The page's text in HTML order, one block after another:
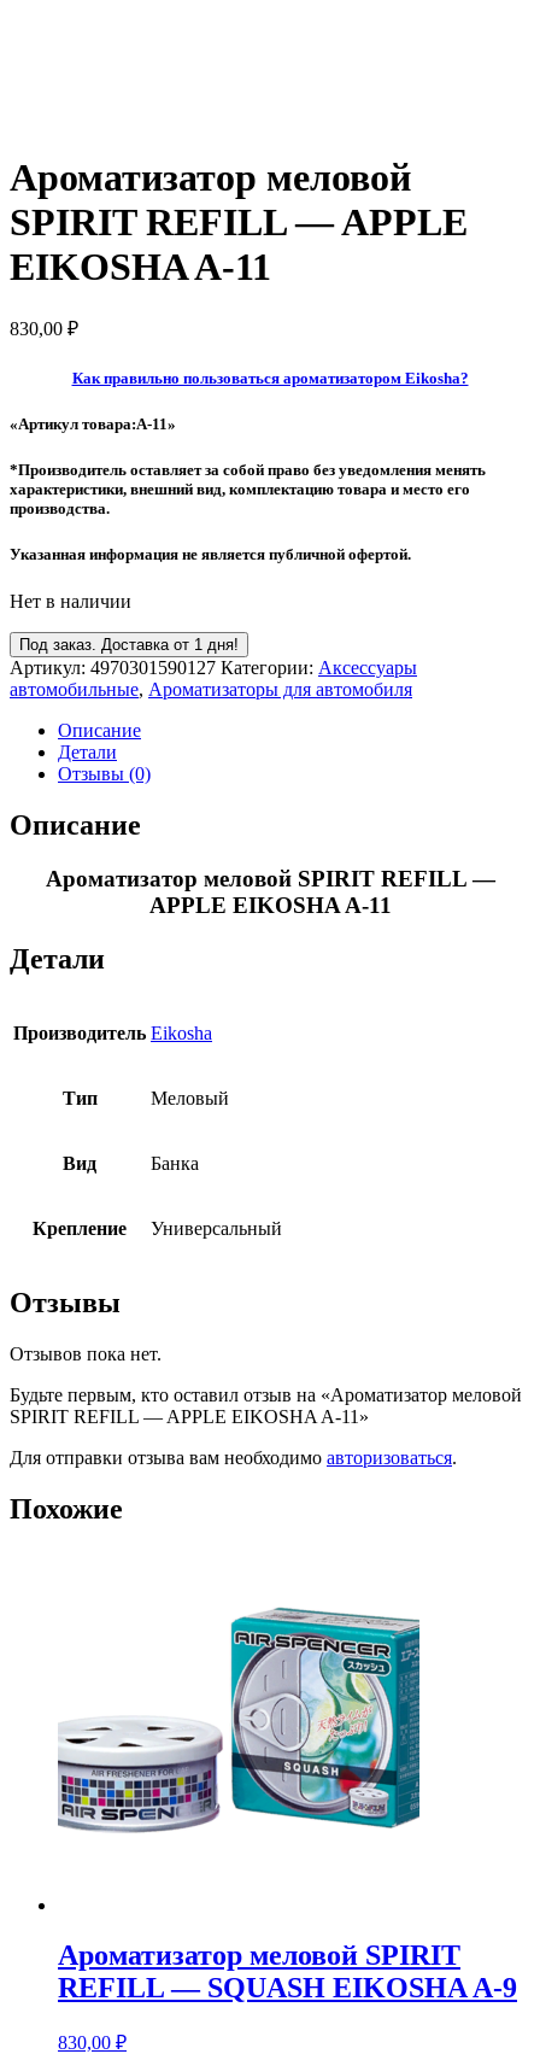
Ароматизатор меловой
SPIRIT REFILL — APPLE
EIKOSHA A-11
830,00 ₽
Как правильно пользоваться ароматизатором Eikosha?
«Артикул товара:A-11»
*Производитель оставляет за собой право без уведомления менять
характеристики, внешний вид, комплектацию товара и место его
производства.
Указанная информация не является публичной офертой.
Нет в наличии
Под заказ. Доставка от 1 дня!
Артикул: 4970301590127 Категории: Аксессуары
автомобильные, Ароматизаторы для автомобиля
Описание
Детали
Отзывы (0)
Описание
Ароматизатор меловой SPIRIT REFILL —
APPLE EIKOSHA A-11
Детали
Производитель Eikosha
Тип Меловый
Вид Банка
Крепление Универсальный
Отзывы
Отзывов пока нет.
Будьте первым, кто оставил отзыв на «Ароматизатор меловой
SPIRIT REFILL — APPLE EIKOSHA A-11»
Для отправки отзыва вам необходимо авторизоваться.
Похожие
Ароматизатор меловой SPIRIT
REFILL — SQUASH EIKOSHA A-9
830,00 ₽